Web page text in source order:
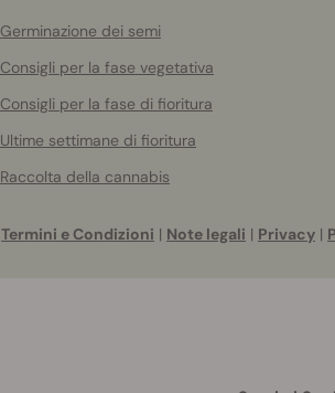
Germinazione dei semi
Consigli per la fase vegetativa
Consigli per la fase di fioritura
Ultime settimane di fioritura
Raccolta della cannabis
Termini e Condizioni | Note legali | Privacy |